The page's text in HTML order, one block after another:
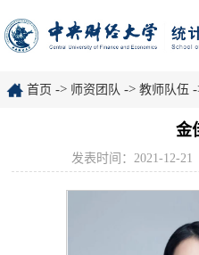
首页 -> 师资团队 -> 教师队伍
金
发表时间：2021-12-21